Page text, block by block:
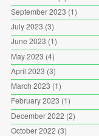
September 2023 (1)
July 2023 (3)
June 2023 (1)
May 2023 (4)
April 2023 (3)
March 2023 (1)
February 2023 (1)
December 2022 (2)
October 2022 (3)